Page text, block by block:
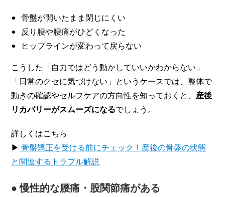
骨盤が開いたまま閉じにくい
反り腰や腰痛がひどくなった
ヒップラインが変わって戻らない
こうした「自力ではどう動かしていいかわからない」
「日常のクセに気づけない」というケースでは、整体で
動きの確認やセルフケアの方向性を知っておくと、 産後
リカバリーがスムーズになるでしょう。
詳しくはこちら
▶ 骨盤矯正を受ける前にチェック！産後の骨盤の状態
と関連するトラブル解説
● 慢性的な腰痛・股関節痛がある